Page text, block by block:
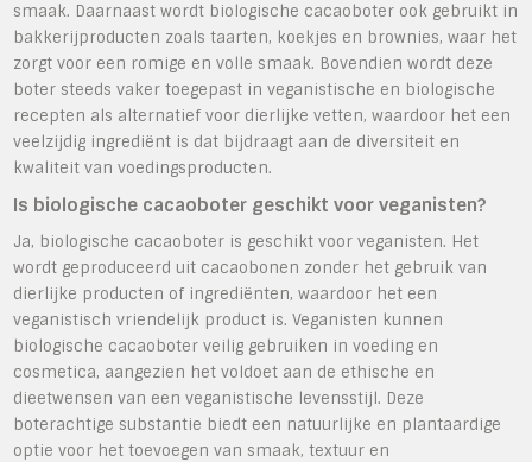
smaak. Daarnaast wordt biologische cacaoboter ook gebruikt in
bakkerijproducten zoals taarten, koekjes en brownies, waar het
zorgt voor een romige en volle smaak. Bovendien wordt deze
boter steeds vaker toegepast in veganistische en biologische
recepten als alternatief voor dierlijke vetten, waardoor het een
veelzijdig ingrediënt is dat bijdraagt aan de diversiteit en
kwaliteit van voedingsproducten.
Is biologische cacaoboter geschikt voor veganisten?
Ja, biologische cacaoboter is geschikt voor veganisten. Het
wordt geproduceerd uit cacaobonen zonder het gebruik van
dierlijke producten of ingrediënten, waardoor het een
veganistisch vriendelijk product is. Veganisten kunnen
biologische cacaoboter veilig gebruiken in voeding en
cosmetica, aangezien het voldoet aan de ethische en
dieetwensen van een veganistische levensstijl. Deze
boterachtige substantie biedt een natuurlijke en plantaardige
optie voor het toevoegen van smaak, textuur en